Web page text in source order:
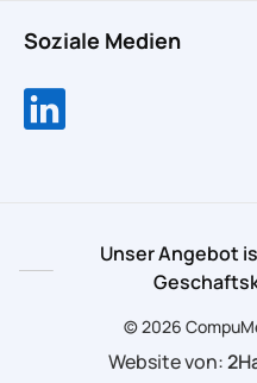
Soziale Medien
Unser Angebot
© 2026
Website von: